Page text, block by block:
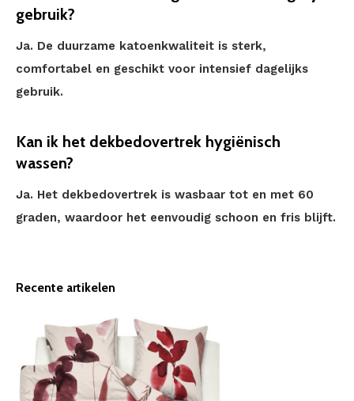
gebruik?
Ja. De duurzame katoenkwaliteit is sterk,
comfortabel en geschikt voor intensief dagelijks
gebruik.
Kan ik het dekbedovertrek hygiënisch
wassen?
Ja. Het dekbedovertrek is wasbaar tot en met 60
graden, waardoor het eenvoudig schoon en fris blijft.
Recente artikelen